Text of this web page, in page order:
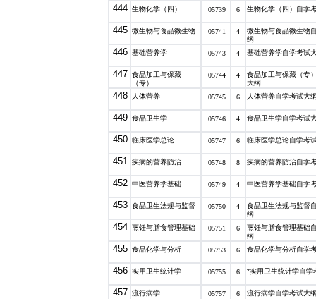
444 生物化学（四） 05739 6 生物化学（四）自学
445 微生物与食品微生物 05741 4
微生物与食品微生物
纲
446 基础营养学 05743 4 基础营养学自学考试
447 食品加工与保藏
（专）
05744 4
食品加工与保藏（专
大纲
448 人体营养 05745 6 人体营养自学考试大
449 食品卫生学 05746 4 食品卫生学自学考试
450 临床医学总论 05747 6 临床医学总论自学考
451 疾病的营养防治 05748 8 疾病的营养防治自学
452 中医营养学基础 05749 4 中医营养学基础自学
453 食品卫生法规与监督 05750 4
食品卫生法规与监督
纲
454 烹饪与膳食管理基础 05751 6
烹饪与膳食管理基础
纲
455 食品化学与分析 05753 6 食品化学与分析自学
456 实用卫生统计学 05755 6 *实用卫生统计学自学
457 流行病学 05757 6 流行病学自学考试大